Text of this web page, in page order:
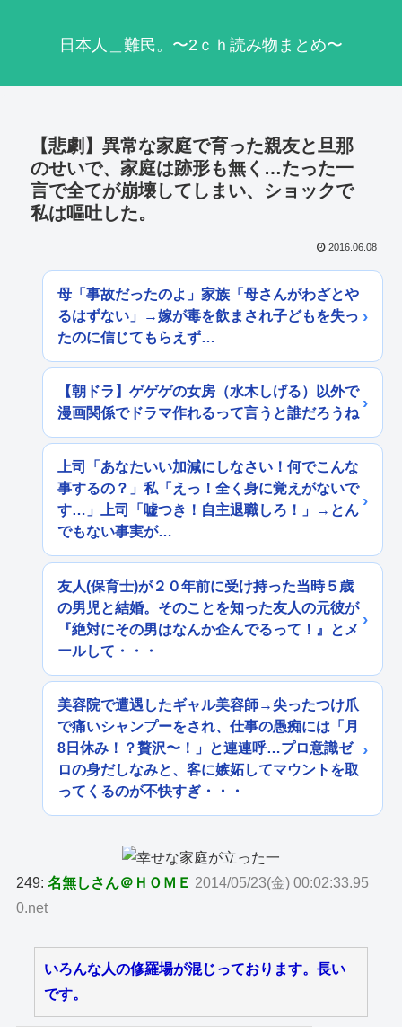
日本人＿難民。〜2ｃｈ読み物まとめ〜
【悲劇】異常な家庭で育った親友と旦那
のせいで、家庭は跡形も無く…たった一
言で全てが崩壊してしまい、ショックで
私は嘔吐した。
2016.06.08
母「事故だったのよ」家族「母さんがわざとや
るはずない」→嫁が毒を飲まされ子どもを失っ
たのに信じてもらえず…
【朝ドラ】ゲゲゲの女房（水木しげる）以外で
漫画関係でドラマ作れるって言うと誰だろうね
上司「あなたいい加減にしなさい！何でこんな
事するの？」私「えっ！全く身に覚えがないで
す…」上司「嘘つき！自主退職しろ！」→とん
でもない事実が…
友人(保育士)が２０年前に受け持った当時５歳
の男児と結婚。そのことを知った友人の元彼が
『絶対にその男はなんか企んでるって！』とメ
ールして・・・
美容院で遭遇したギャル美容師→尖ったつけ爪
で痛いシャンプーをされ、仕事の愚痴には「月
8日休み！？贅沢〜！」と連連呼…プロ意識ゼ
ロの身だしなみと、客に嫉妬してマウントを取
ってくるのが不快すぎ・・・
249:名無しさん＠ＨＯＭＥ 2014/05/23(金) 00:02:33.95
0.net
いろんな人の修羅場が混じっております。長い
です。